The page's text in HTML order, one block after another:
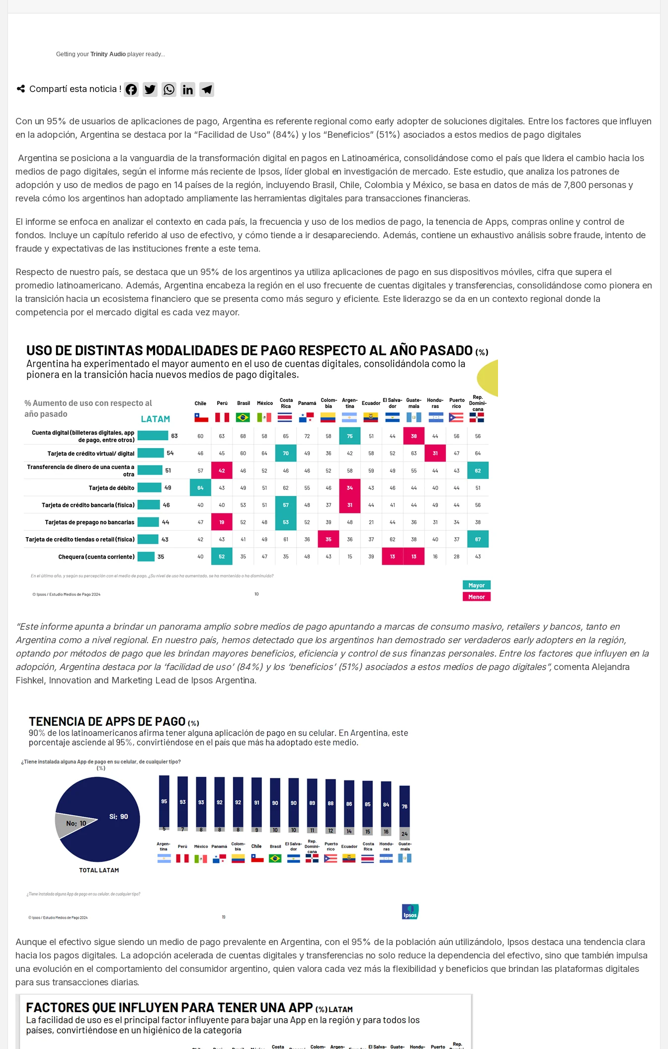
Getting your Trinity Audio player ready...
Compartí esta noticia ! Facebook
TwitterWhatsApp
LinkedIn
Con un 95% de usuarios de aplicaciones de pago, Argentina es referente regional como early adopter de soluciones digitales. Entre los factores que influyen
en la adopción, Argentina se destaca por la “Facilidad de Uso” (84%) y los “Beneficios” (51%) asociados a estos medios de pago digitales
Argentina se posiciona a la vanguardia de la transformación digital en pagos en Latinoamérica, consolidándose como el país que lidera el cambio hacia los
medios de pago digitales, según el informe más reciente de Ipsos, líder global en investigación de mercado. Este estudio, que analiza los patrones de
adopción y uso de medios de pago en 14 países de la región, incluyendo Brasil, Chile, Colombia y México, se basa en datos de más de 7,800 personas y
revela cómo los argentinos han adoptado ampliamente las herramientas digitales para transacciones financieras.
El informe se enfoca en analizar el contexto en cada país, la frecuencia y uso de los medios de pago, la tenencia de Apps, compras online y control de
fondos. Incluye un capítulo referido al uso de efectivo, y cómo tiende a ir desapareciendo. Además, contiene un exhaustivo análisis sobre fraude, intento de
fraude y expectativas de las instituciones frente a este tema.
Respecto de nuestro país, se destaca que un 95% de los argentinos ya utiliza aplicaciones de pago en sus dispositivos móviles, cifra que supera el
promedio latinoamericano. Además, Argentina encabeza la región en el uso frecuente de cuentas digitales y transferencias, consolidándose como pionera en
la transición hacia un ecosistema financiero que se presenta como más seguro y eficiente. Este liderazgo se da en un contexto regional donde la
competencia por el mercado digital es cada vez mayor.
“Este informe apunta a brindar un panorama amplio sobre medios de pago apuntando a marcas de consumo masivo, retailers y bancos, tanto en
Argentina como a nivel regional. En nuestro país, hemos detectado que los argentinos han demostrado ser verdaderos early adopters en la región,
optando por métodos de pago que les brindan mayores beneficios, eficiencia y control de sus finanzas personales. Entre los factores que influyen en la
adopción, Argentina destaca por la ‘facilidad de uso’ (84%) y los ‘beneficios’ (51%) asociados a estos medios de pago digitales”, comenta Alejandra
Fishkel, Innovation and Marketing Lead de Ipsos Argentina.
Aunque el efectivo sigue siendo un medio de pago prevalente en Argentina, con el 95% de la población aún utilizándolo, Ipsos destaca una tendencia clara
hacia los pagos digitales. La adopción acelerada de cuentas digitales y transferencias no solo reduce la dependencia del efectivo, sino que también impulsa
una evolución en el comportamiento del consumidor argentino, quien valora cada vez más la flexibilidad y beneficios que brindan las plataformas digitales
para sus transacciones diarias.